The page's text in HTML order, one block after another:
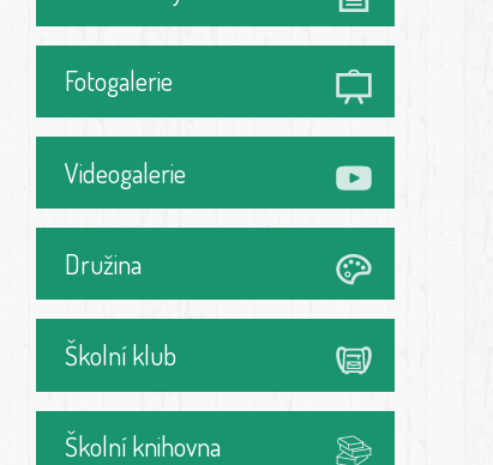
Fotogalerie
Videogalerie
Družina
Školní klub
Školní knihovna